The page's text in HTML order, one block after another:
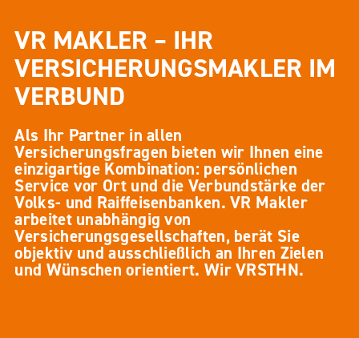
VR MAKLER – IHR
VERSICHERUNGSMAKLER IM
VERBUND
Als Ihr Partner in allen
Versicherungsfragen bieten wir Ihnen eine
einzigartige Kombination: persönlichen
Service vor Ort und die Verbundstärke der
Volks- und Raiffeisenbanken. VR Makler
arbeitet unabhängig von
Versicherungsgesellschaften, berät Sie
objektiv und ausschließlich an Ihren Zielen
und Wünschen orientiert. Wir VRSTHN.